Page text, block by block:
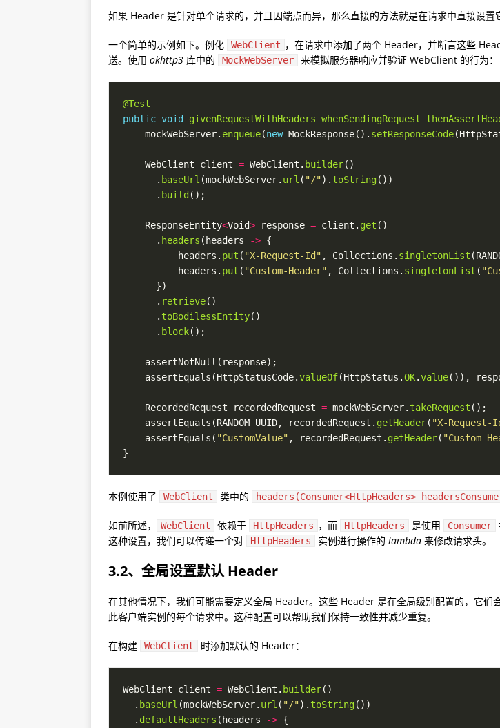
如果 Header 是针对单个请求的，并且因端点而异，那么直接的方法就是在请求中直接设置
一个简单的示例如下。例化 WebClient ，在请求中添加了两个 Header，并断言这些
送。使用 okhttp3 库中的 MockWebServer 来模拟服务器响应并验证 WebClient 的行为：
@Test
public void
    mockWebServer.
enqueue(new MockResponse(). setResponseCode
    WebClient client
= WebClient. builder
      .
baseUrl (mockWebServer. url ( "/"). toString
      .
build
    ResponseEntity
<Void> response = client. get
      .
headers (headers ->
          headers.
put ( "X-Request-Id" , Collections. singletonList
          headers.
put ( "Custom-Header" , Collections. singletonList (
      .
retrieve
      .
toBodilessEntity
      .
block
    assertEquals(HttpStatusCode.
valueOf(HttpStatus.OK.value()),
    RecordedRequest recordedRequest
= mockWebServer. takeRequest
    assertEquals(RANDOM_UUID, recordedRequest.
getHeader( "X-Request-
    assertEquals(
"CustomValue" , recordedRequest. getHeader( "Custom-
本例使用了 WebClient 类中的 headers(Consumer<HttpHeaders>
如前所述， WebClient 依赖于 HttpHeaders ，而 HttpHeaders 是使用 Consumer
这种设置，我们可以传递一个对
HttpHeaders 实例进行操作的 lambda 来修改请求头。
3.2、全局设置默认 Header
在其他情况下，我们可能需要定义全局 Header。这些 Header 是在全局级别配置的，它们
此客户端实例的每个请求中。这种配置可以帮助我们保持一致性并减少重复。
在构建 WebClient 时添加默认的 Header：
WebClient client = WebClient. builder
  .
baseUrl (mockWebServer. url ( "/"). toString
  .
defaultHeaders (headers ->